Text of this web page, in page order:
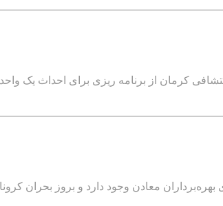
معادن وجود دارد و بروز بحران